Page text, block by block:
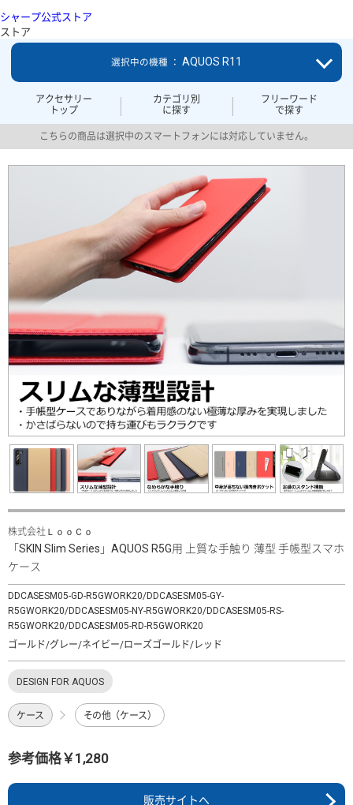
シャープ公式ストア
ストア
アクセサリー
トップ
カテゴリ別
に探す
フリーワード
で探す
選択中の機種 ： AQUOS R11
こちらの商品は選択中のスマートフォンには対応していません。
株式会社ＬｏｏＣｏ
「SKIN Slim Series」AQUOS R5G用 上質な手触り 薄型 手帳型スマホ
ケース
DDCASESM05-GD-R5GWORK20/DDCASESM05-GY-
R5GWORK20/DDCASESM05-NY-R5GWORK20/DDCASESM05-RS-
R5GWORK20/DDCASESM05-RD-R5GWORK20
ゴールド/グレー/ネイビー/ローズゴールド/レッド
DESIGN FOR AQUOS
ケース その他（ケース）
参考価格￥1,280
販売サイトへ